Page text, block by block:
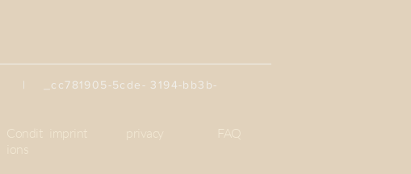
| _cc781905-5cde- 3194-bb3b-
Condit
ions
imprint privacy FAQ